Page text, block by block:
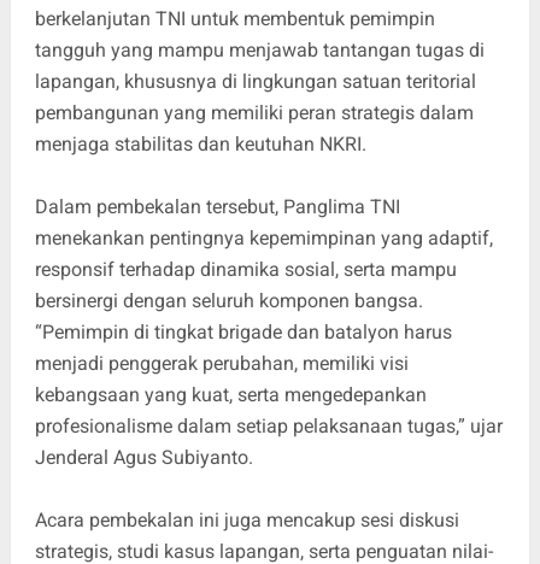
berkelanjutan TNI untuk membentuk pemimpin
tangguh yang mampu menjawab tantangan tugas di
lapangan, khususnya di lingkungan satuan teritorial
pembangunan yang memiliki peran strategis dalam
menjaga stabilitas dan keutuhan NKRI.
Dalam pembekalan tersebut, Panglima TNI
menekankan pentingnya kepemimpinan yang adaptif,
responsif terhadap dinamika sosial, serta mampu
bersinergi dengan seluruh komponen bangsa.
“Pemimpin di tingkat brigade dan batalyon harus
menjadi penggerak perubahan, memiliki visi
kebangsaan yang kuat, serta mengedepankan
profesionalisme dalam setiap pelaksanaan tugas,” ujar
Jenderal Agus Subiyanto.
Acara pembekalan ini juga mencakup sesi diskusi
strategis, studi kasus lapangan, serta penguatan nilai-